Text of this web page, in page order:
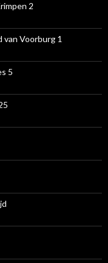
2
van Voorburg 1
5